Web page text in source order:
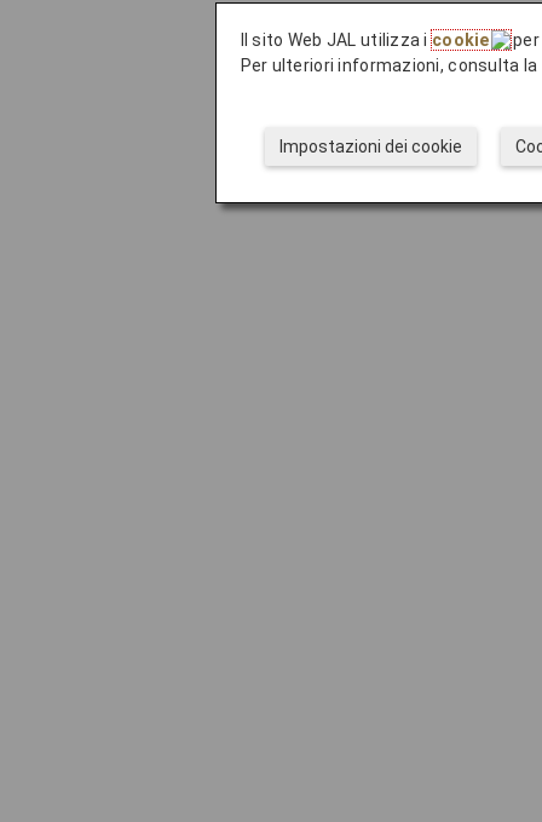
Il sito Web JAL utilizza icookie
per
Per ulteriori informazioni, consulta
Impostazioni dei cookie